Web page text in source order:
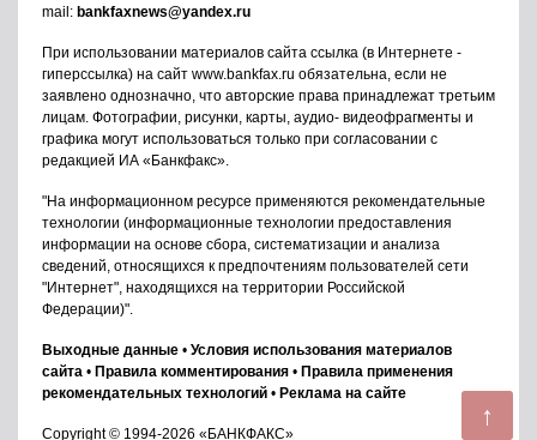
↑
mail: bankfaxnews@yandex.ru
При использовании материалов сайта ссылка (в Интернете -
гиперссылка) на сайт www.bankfax.ru обязательна, если не
заявлено однозначно, что авторские права принадлежат третьим
лицам. Фотографии, рисунки, карты, аудио- видеофрагменты и
графика могут использоваться только при согласовании с
редакцией ИА «Банкфакс».
"На информационном ресурсе применяются рекомендательные
технологии (информационные технологии предоставления
информации на основе сбора, систематизации и анализа
сведений, относящихся к предпочтениям пользователей сети
"Интернет", находящихся на территории Российской
Федерации)".
Выходные данные • Условия использования материалов
сайта • Правила комментирования • Правила применения
рекомендательных технологий • Реклама на сайте
Copyright © 1994-2026 «БАНКФАКС»